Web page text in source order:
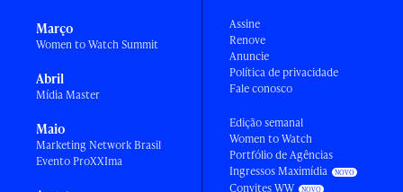
Março
Women to Watch Summit
Abril
Mídia Master
Maio
Marketing Network Brasil
Evento ProXXIma
Assine
Renove
Anuncie
Política de privacidade
Fale conosco
Edição semanal
Women to Watch
Portfólio de Agências
Ingressos Maximídia
Convites WW